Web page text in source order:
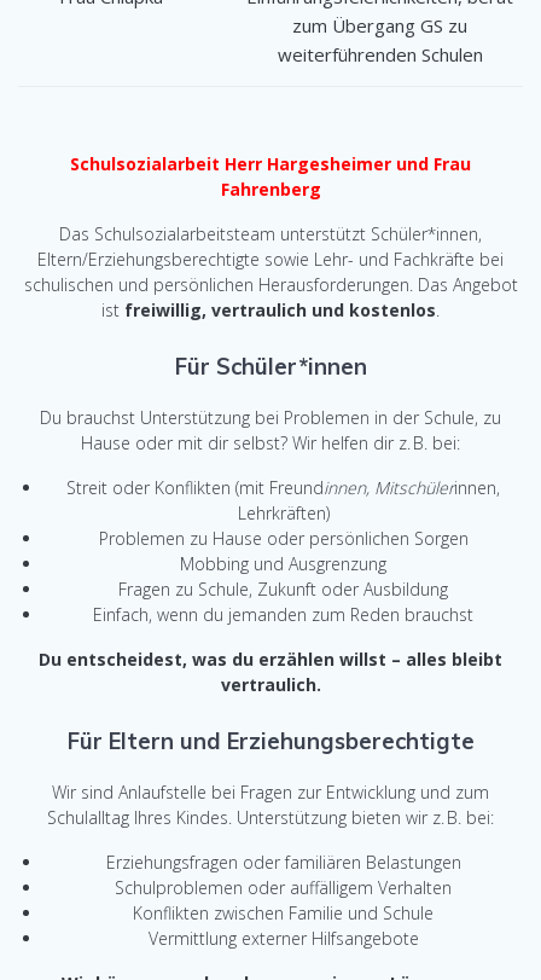
zum Übergang GS zu
weiterführenden Schulen
Schulsozialarbeit Herr Hargesheimer und Frau
Fahrenberg
Das Schulsozialarbeitsteam unterstützt Schüler*innen,
Eltern/Erziehungsberechtigte sowie Lehr- und Fachkräfte bei
schulischen und persönlichen Herausforderungen. Das Angebot
ist freiwillig, vertraulich und kostenlos.
Für Schüler*innen
Du brauchst Unterstützung bei Problemen in der Schule, zu
Hause oder mit dir selbst? Wir helfen dir z. B. bei:
Streit oder Konflikten (mit Freundinnen, Mitschülerinnen,
Lehrkräften)
Problemen zu Hause oder persönlichen Sorgen
Mobbing und Ausgrenzung
Fragen zu Schule, Zukunft oder Ausbildung
Einfach, wenn du jemanden zum Reden brauchst
Du entscheidest, was du erzählen willst – alles bleibt
vertraulich.
Für Eltern und Erziehungsberechtigte
Wir sind Anlaufstelle bei Fragen zur Entwicklung und zum
Schulalltag Ihres Kindes. Unterstützung bieten wir z. B. bei:
Erziehungsfragen oder familiären Belastungen
Schulproblemen oder auffälligem Verhalten
Konflikten zwischen Familie und Schule
Vermittlung externer Hilfsangebote